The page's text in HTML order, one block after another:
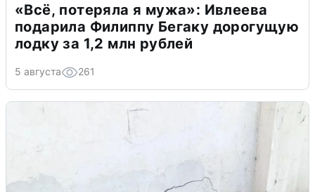
«Всё, потеряла я мужа»: Ивлеева
подарила Филиппу Бегаку дорогущую
лодку за 1,2 млн рублей
5 августа 261